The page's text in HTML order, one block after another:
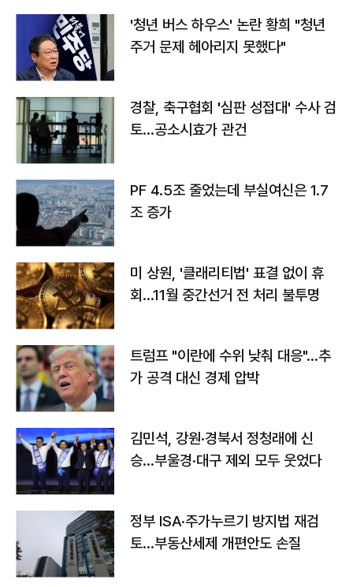
'청년 버스 하우스' 논란 황희 "청년
주거 문제 헤아리지 못했다"
경찰, 축구협회 '심판 성접대' 수사 검
토…공소시효가 관건
PF 4.5조 줄었는데 부실여신은 1.7
조 증가
미 상원, '클래리티법' 표결 없이 휴
회…11월 중간선거 전 처리 불투명
트럼프 "이란에 수위 낮춰 대응"…추
가 공격 대신 경제 압박
김민석, 강원·경북서 정청래에 신
승…부울경·대구 제외 모두 웃었다
정부 ISA·주가누르기 방지법 재검
토…부동산세제 개편안도 손질